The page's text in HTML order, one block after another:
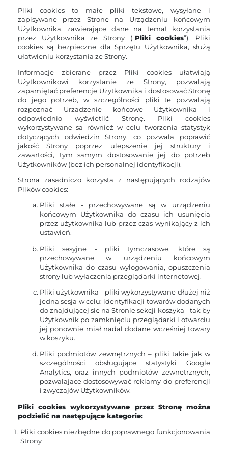
Pliki cookies to małe pliki tekstowe, wysyłane i
zapisywane przez Stronę na Urządzeniu końcowym
Użytkownika, zawierające dane na temat korzystania
przez Użytkownika ze Strony („Pliki cookies”). Pliki
cookies są bezpieczne dla Sprzętu Użytkownika, służą
ułatwieniu korzystania ze Strony.
Informacje zbierane przez Pliki cookies ułatwiają
Użytkownikowi korzystanie ze Strony, pozwalają
zapamiętać preferencje Użytkownika i dostosować Stronę
do jego potrzeb, w szczególności pliki te pozwalają
rozpoznać Urządzenie końcowe Użytkownika i
odpowiednio wyświetlić Stronę. Pliki cookies
wykorzystywane są również w celu tworzenia statystyk
dotyczących odwiedzin Strony, co pozwala poprawić
jakość Strony poprzez ulepszenie jej struktury i
zawartości, tym samym dostosowanie jej do potrzeb
Użytkowników (bez ich personalnej identyfikacji).
Strona zasadniczo korzysta z następujących rodzajów
Plików cookies:
Pliki stałe - przechowywane są w urządzeniu
końcowym Użytkownika do czasu ich usunięcia
przez użytkownika lub przez czas wynikający z ich
ustawień.
Pliki sesyjne - pliki tymczasowe, które są
przechowywane w urządzeniu końcowym
Użytkownika do czasu wylogowania, opuszczenia
strony lub wyłączenia przeglądarki internetowej.
Pliki użytkownika - pliki wykorzystywane dłużej niż
jedna sesja w celu: identyfikacji towarów dodanych
do znajdującej się na Stronie sekcji koszyka - tak by
Użytkownik po zamknięciu przeglądarki i otwarciu
jej ponownie miał nadal dodane wcześniej towary
w koszyku.
Pliki podmiotów zewnętrznych – pliki takie jak w
szczególności obsługujące statystyki Google
Analytics, oraz innych podmiotów zewnętrznych,
pozwalające dostosowywać reklamy do preferencji
i zwyczajów Użytkowników.
Pliki cookies wykorzystywane przez Stronę można
podzielić na następujące kategorie:
Pliki cookies niezbędne do poprawnego funkcjonowania
Strony